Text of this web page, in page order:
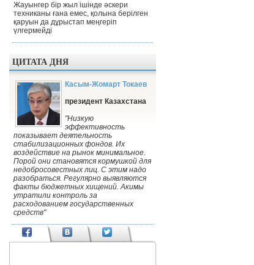
Жауынгер бір жыл ішінде әскери
техниканы ғана емес, қолына берілген
қаруын да дұрыстап меңгеріп
үлгермейді
ЦИТАТА ДНЯ
Касым-Жомарт Токаев
президент Казахстана
"Низкую
эффективность
показывает деятельность
стабилизационных фондов. Их
воздействие на рынок минимальное.
Порой они становятся кормушкой для
недобросовестных лиц. С этим надо
разобраться. Регулярно выявляются
факты бюджетных хищений. Акимы
утратили контроль за
расходованием государственных
средств"